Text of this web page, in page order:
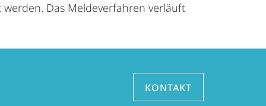
Das Meldeverfahren verläuft
KONTAKT